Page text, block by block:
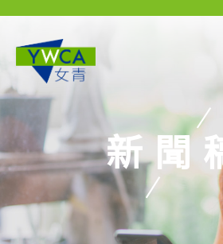
新聞